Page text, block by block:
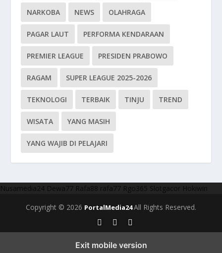
NARKOBA NEWS OLAHRAGA
PAGAR LAUT PERFORMA KENDARAAN
PREMIER LEAGUE PRESIDEN PRABOWO
RAGAM SUPER LEAGUE 2025-2026
TEKNOLOGI TERBAIK TINJU TREND
WISATA YANG MASIH
YANG WAJIB DI PELAJARI
Nusamedia24 Dewa77 Rafa88 rafa77 Rgo365 Slotgacor Hokiwin
Copyright © 2026 PortalMedia24All Rights Reserved.
Exit mobile version